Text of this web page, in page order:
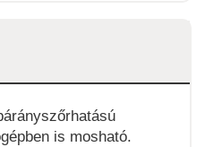
is mosható.